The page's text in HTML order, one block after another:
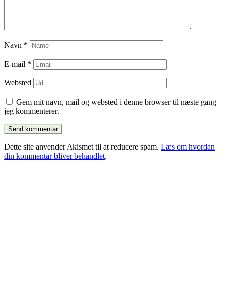
Navn *
E-mail *
Websted
Gem mit navn, mail og websted i denne browser til næste gang
jeg kommenterer.
Dette site anvender Akismet til at reducere spam. Læs om hvordan
din kommentar bliver behandlet.